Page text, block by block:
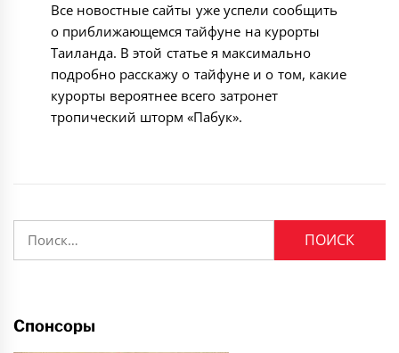
Все новостные сайты уже успели сообщить
о приближающемся тайфуне на курорты
Таиланда. В этой статье я максимально
подробно расскажу о тайфуне и о том, какие
курорты вероятнее всего затронет
тропический шторм «Пабук».
Спонсоры